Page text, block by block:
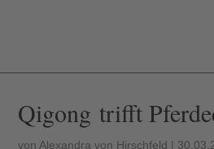
Qigong trifft
von Alexandra von Hirschfeld |